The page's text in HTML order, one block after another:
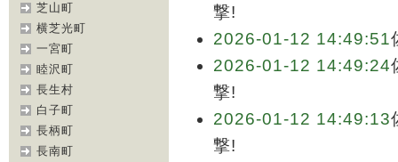
芝山町
横芝光町
一宮町
睦沢町
長生村
白子町
長柄町
長南町
撃!
2026-01-12 14:49:51
2026-01-12 14:49:24
撃!
2026-01-12 14:49:13
撃!